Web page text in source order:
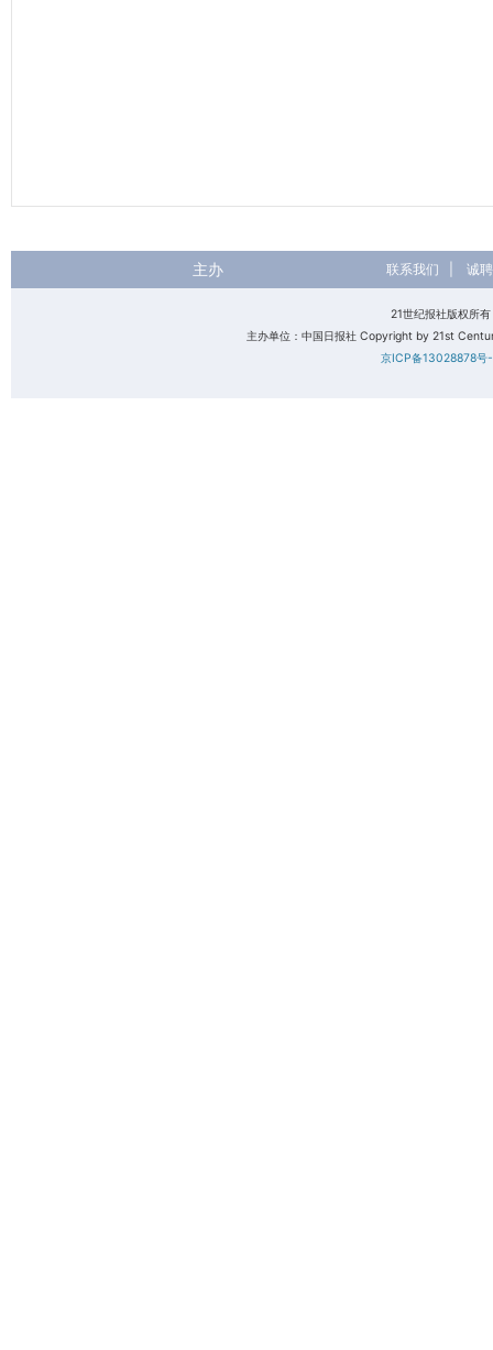
主办 联系我们 诚
21世纪报社版权所
主办单位：中国日报社 Copyright by 21st
京ICP备13028878号